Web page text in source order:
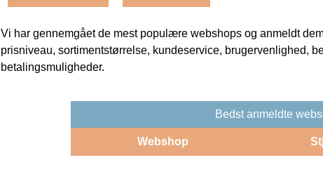
Vi har gennemgået de mest populære webshops og anmeldt
prisniveau, sortimentstørrelse, kundeservice, brugervenlighed,
betalingsmuligheder.
Bedst anmeldte
Webshop